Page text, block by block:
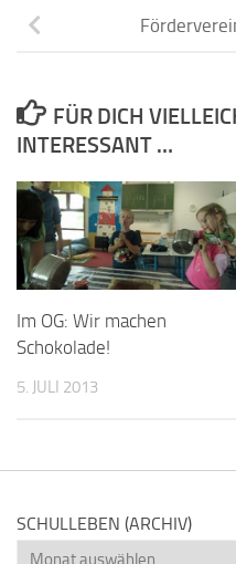
FÜR DICH
INTERESSANT …
Im OG: Wir machen
Schokolade!
5. JULI 2013
SCHULLEBEN (ARCHIV)
Schulleben